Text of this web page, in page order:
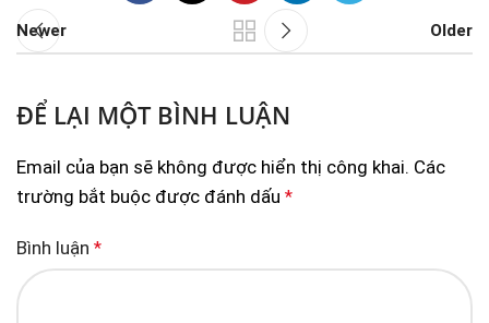
Newer Older
ĐỂ LẠI MỘT BÌNH LUẬN
Email của bạn sẽ không được hiển thị công khai. Các
trường bắt buộc được đánh dấu *
Bình luận *